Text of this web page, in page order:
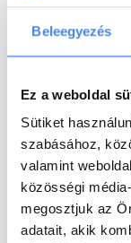
Beleegyezés
Ez a weboldal
Sütiket
szabásához,
valamint
közösségi
megosztjuk az
adatait, akik